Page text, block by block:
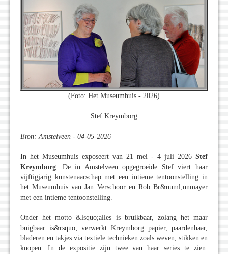
(Foto: Het Museumhuis - 2026)
Stef Kreymborg
Bron: Amstelveen - 04-05-2026
In het Museumhuis exposeert van 21 mei - 4 juli 2026 Stef
Kreymborg. De in Amstelveen opgegroeide Stef viert haar
vijftigjarig kunstenaarschap met een intieme tentoonstelling in
het Museumhuis van Jan Verschoor en Rob Br&uuml;nnmayer
met een intieme tentoonstelling.
Onder het motto &lsquo;alles is bruikbaar, zolang het maar
buigbaar is&rsquo; verwerkt Kreymborg papier, paardenhaar,
bladeren en takjes via textiele technieken zoals weven, stikken en
knopen. In de expositie zijn twee van haar series te zien: